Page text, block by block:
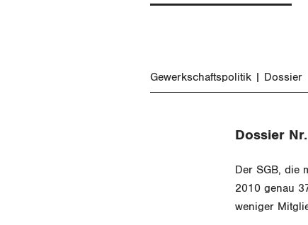
Gewerkschaftspolitik Dossier
Dossier Nr.
Der SGB, die
2010 genau
weniger